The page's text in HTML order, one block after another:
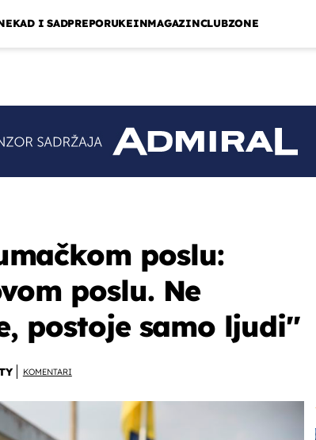
I SADPREPORUKEINMAGAZINCLUBZONE
poslu:
poslu. Ne
postoje samo ljudi''
KOMENTARI